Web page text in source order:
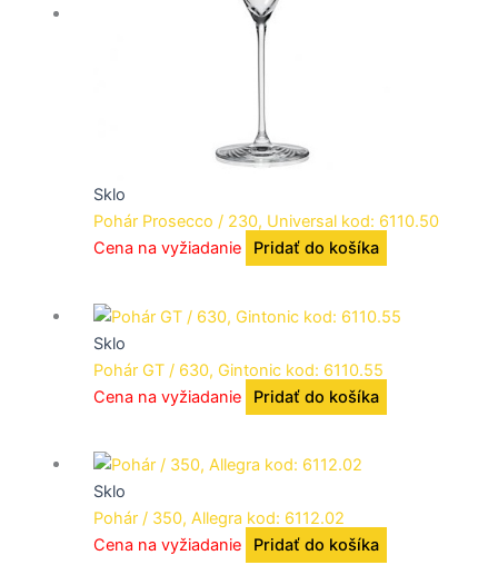
Sklo
Pohár Prosecco / 230, Universal kod: 6110.50
Cena na vyžiadanie
Pridať do košíka
Sklo
Pohár GT / 630, Gintonic kod: 6110.55
Cena na vyžiadanie
Pridať do košíka
Sklo
Pohár / 350, Allegra kod: 6112.02
Cena na vyžiadanie
Pridať do košíka